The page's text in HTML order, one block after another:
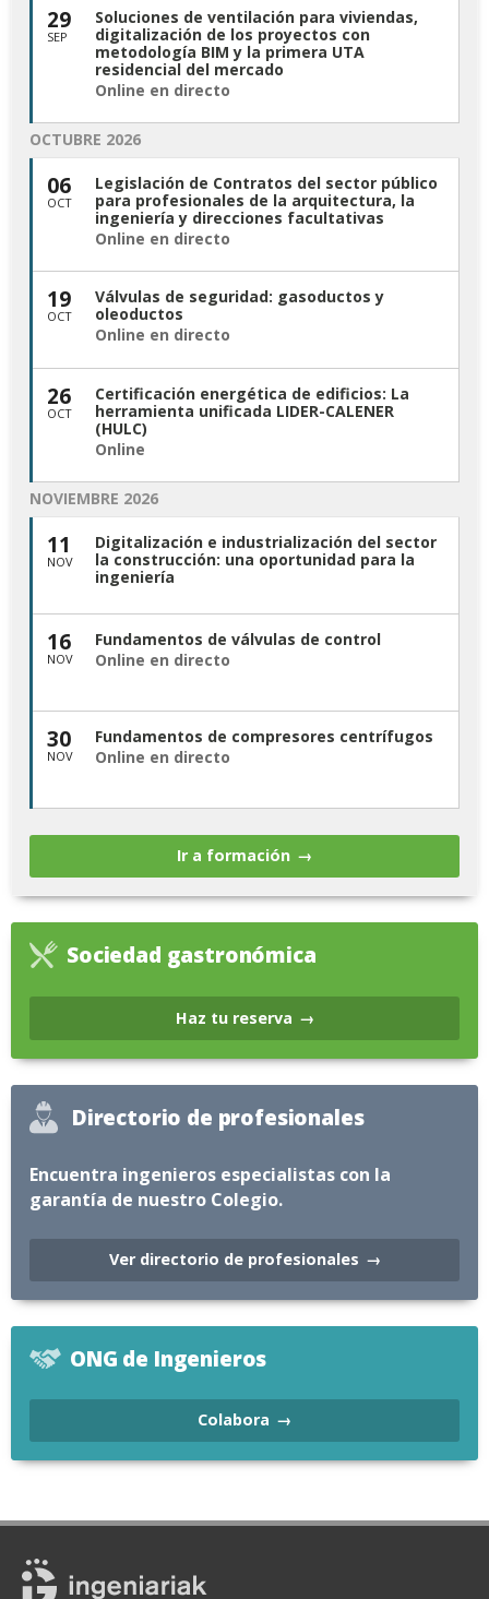
29
SEP
Soluciones de ventilación para viviendas,
digitalización de los proyectos con
metodología BIM y la primera UTA
residencial del mercado
Online en directo
OCTUBRE 2026
06
OCT
Legislación de Contratos del sector público
para profesionales de la arquitectura, la
ingeniería y direcciones facultativas
Online en directo
19
OCT
Válvulas de seguridad: gasoductos y
oleoductos
Online en directo
26
OCT
Certificación energética de edificios: La
herramienta unificada LIDER-CALENER
(HULC)
Online
NOVIEMBRE 2026
11
NOV
Digitalización e industrialización del sector
la construcción: una oportunidad para la
ingeniería
16
NOV
Fundamentos de válvulas de control
Online en directo
30
NOV
Fundamentos de compresores centrífugos
Online en directo
Ir a formación
Sociedad gastronómica
Haz tu reserva
Directorio de profesionales
Encuentra ingenieros especialistas con la
garantía de nuestro Colegio.
Ver directorio de profesionales
ONG de Ingenieros
Colabora